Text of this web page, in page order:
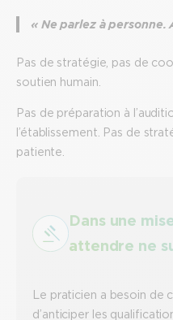
« Ne parlez à personne.
Pas de stratégie, pas de
soutien humain.
Pas de préparation à
l’établissement. Pas de
patiente.
Dans une
attendre ne
Le praticien a besoin de
d’anticiper les